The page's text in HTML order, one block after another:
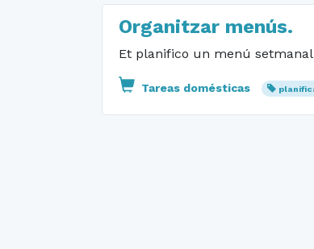
Organitzar menús.
Et planifico un menú
Tareas domésticas